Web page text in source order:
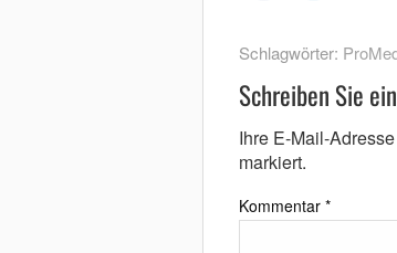
Schlagwörter:
Schreiben Sie
Ihre E-Mail-
markiert.
Kommentar *